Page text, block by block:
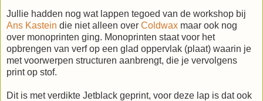
Jullie hadden nog wat lappen tegoed van de workshop bij
Ans Kastein die niet alleen over Coldwax maar ook nog
over monoprinten ging. Monoprinten staat voor het
opbrengen van verf op een glad oppervlak (plaat) waarin je
met voorwerpen structuren aanbrengt, die je vervolgens
print op stof.
Dit is met verdikte Jetblack geprint, voor deze lap is dat ook